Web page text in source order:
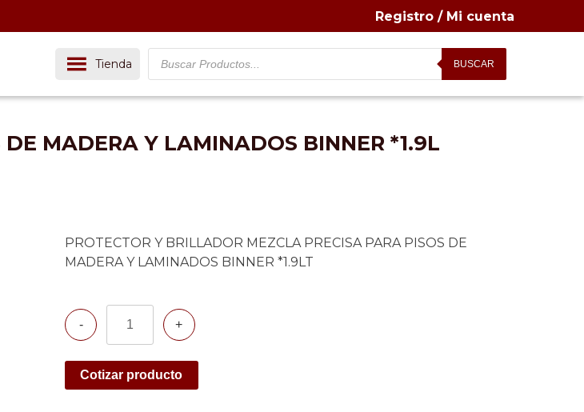
Registro / Mi cuenta
Tienda Buscador
de
BUSCAR
MADERA Y LAMINADOS BINNER *1.9L
PROTECTOR Y BRILLADOR MEZCLA PRECISA PARA PISOS DE
MADERA Y LAMINADOS BINNER *1.9LT
Cantidad
Cotizar producto